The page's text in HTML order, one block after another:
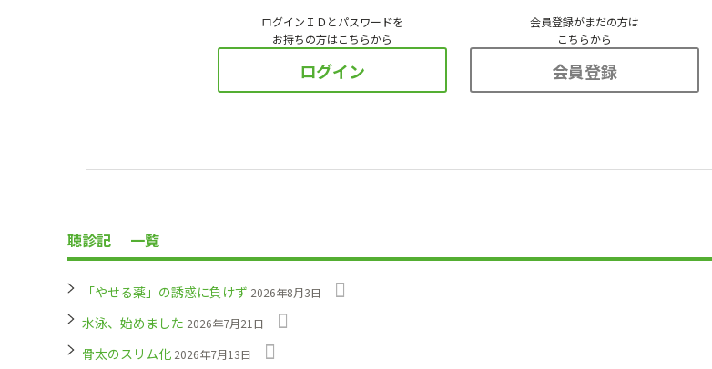
ログインＩＤとパスワードを
お持ちの方はこちらから
ログイン
会員登録がまだの方は
こちらから
会員登録
聴診記 一覧
「やせる薬」の誘惑に負けず 2026年8月3日
水泳、始めました 2026年7月21日
骨太のスリム化 2026年7月13日